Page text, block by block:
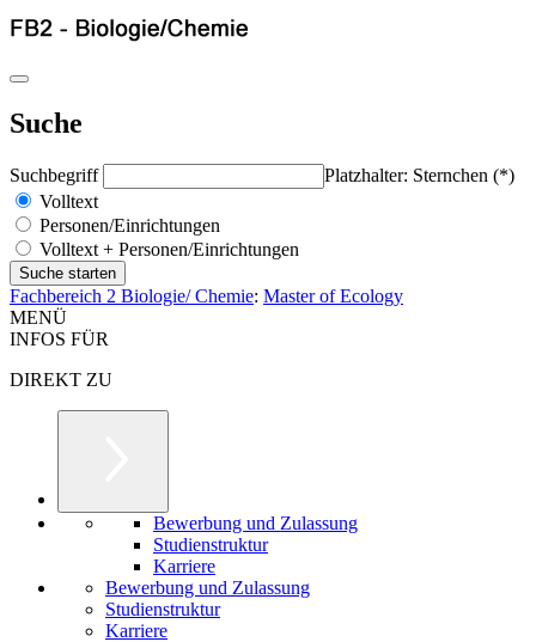
Suche
Suchbegriff
Platzhalter: Sternchen (*)
Volltext
Personen/Einrichtungen
Volltext + Personen/Einrichtungen
Fachbereich 2 Biologie/ Chemie: Master of Ecology
MENÜ
INFOS FÜR
DIREKT ZU
Bewerbung und Zulassung
Studienstruktur
Karriere
Bewerbung und Zulassung
Studienstruktur
Karriere